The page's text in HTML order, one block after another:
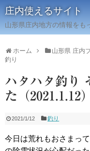
庄内使えるサイト
山形県庄内地方の情報をも
ホーム 山形県 庄内
釣り
ハタハタ釣り
た（2021.1.12）
2021/1/12 釣り
今日は荒れもおさまっ